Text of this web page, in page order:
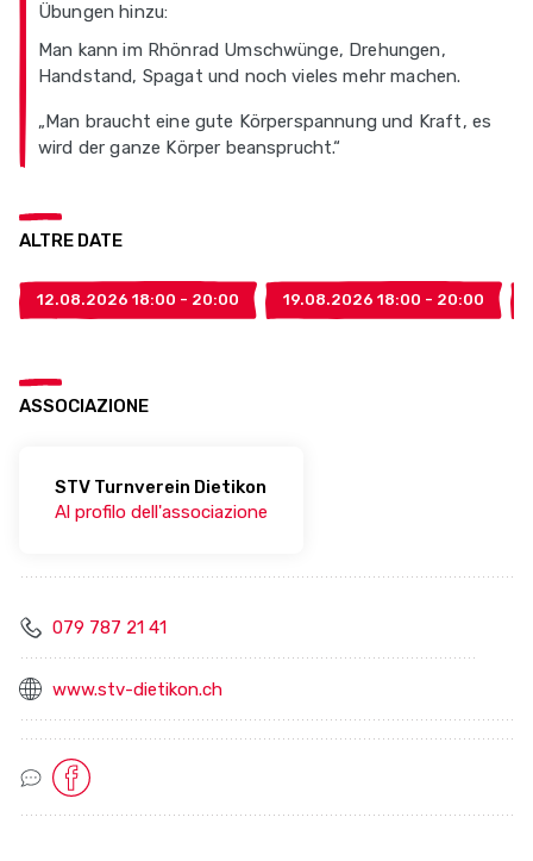
Übungen hinzu:
Man kann im Rhönrad Umschwünge, Drehungen,
Handstand, Spagat und noch vieles mehr machen.
„Man braucht eine gute Körperspannung und Kraft, es
wird der ganze Körper beansprucht.“
ALTRE DATE
12.08.2026 18:00 - 20:00 19.08.2026 18:00 - 20:00
ASSOCIAZIONE
STV Turnverein Dietikon
Al profilo dell'associazione
079 787 21 41
www.stv-dietikon.ch
Socialmedia Links